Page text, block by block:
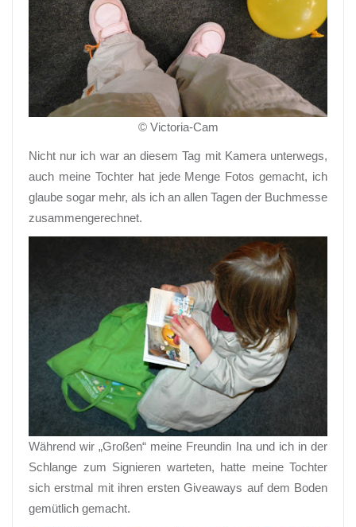
© Victoria-Cam
Nicht nur ich war an diesem Tag mit Kamera unterwegs,
auch meine Tochter hat jede Menge Fotos gemacht, ich
glaube sogar mehr, als ich an allen Tagen der Buchmesse
zusammengerechnet.
Während wir „Großen“ meine Freundin Ina und ich in der
Schlange zum Signieren warteten, hatte meine Tochter
sich erstmal mit ihren ersten Giveaways auf dem Boden
gemütlich gemacht.